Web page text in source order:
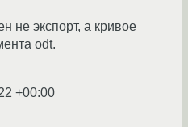
не экспорт, а кривое
odt.
+00:00